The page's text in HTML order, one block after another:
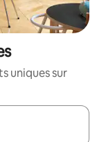
uniques sur
flèches vers le